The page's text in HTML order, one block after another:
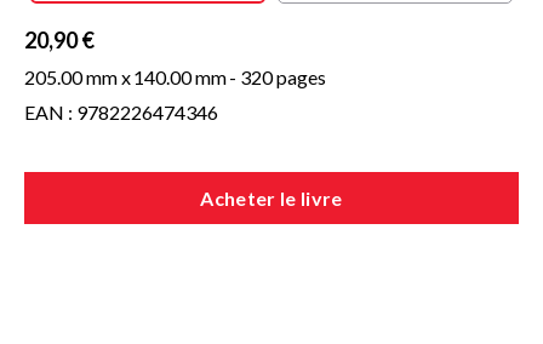
20,90 €
205.00 mm x140.00 mm- 320 pages
EAN : 9782226474346
Acheter le livre